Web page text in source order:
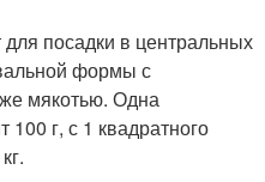
посадки в центральных
формы с
мякотью. Одна
г, с 1 квадратного